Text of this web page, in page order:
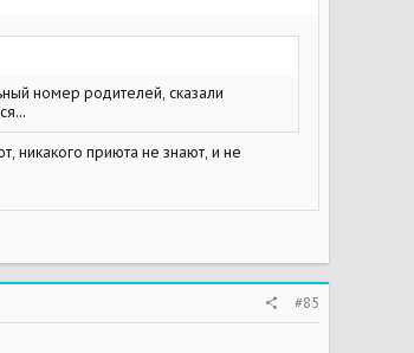
номер родителей, сказали
никакого приюта не знают, и не
#85